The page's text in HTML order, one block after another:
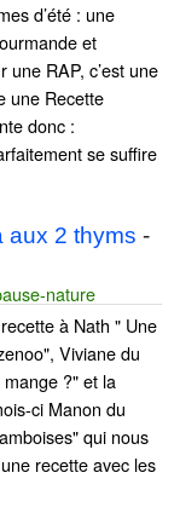
d’été : une
et
une RAP, c’est une
une Recette
donc :
se suffire
aux 2 thyms -
nature
à Nath " Une
Viviane du
?" et la
ci Manon du
qui nous
recette avec les